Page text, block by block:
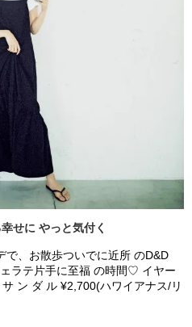
せに やっと気付く
で、お散歩ついでに近所 のD&D
ラテ片手に至福 の時間♡ イヤー
ン ダ ル ¥2,700(ハワイアナス/リ